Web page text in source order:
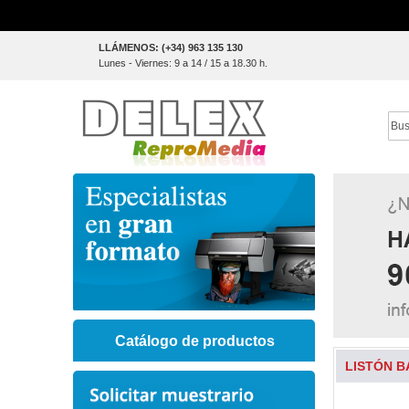
LLÁMENOS: (+34) 963 135 130
Lunes - Viernes: 9 a 14 / 15 a 18.30 h.
LISTÓN
Catálogo de productos